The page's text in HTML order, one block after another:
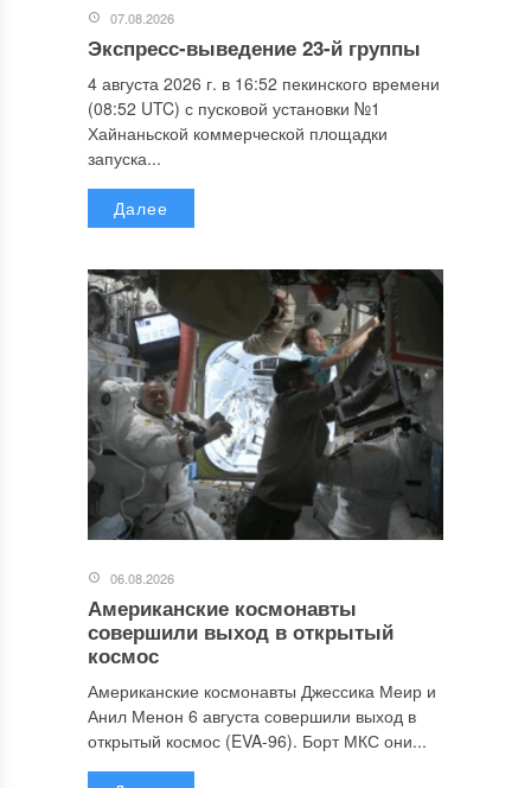
07.08.2026
Экспресс-выведение 23-й группы
4 августа 2026 г. в 16:52 пекинского времени
(08:52 UTC) с пусковой установки №1
Хайнаньской коммерческой площадки
запуска...
Далее
06.08.2026
Американские космонавты
совершили выход в открытый
космос
Американские космонавты Джессика Меир и
Анил Менон 6 августа совершили выход в
открытый космос (EVA-96). Борт МКС они...